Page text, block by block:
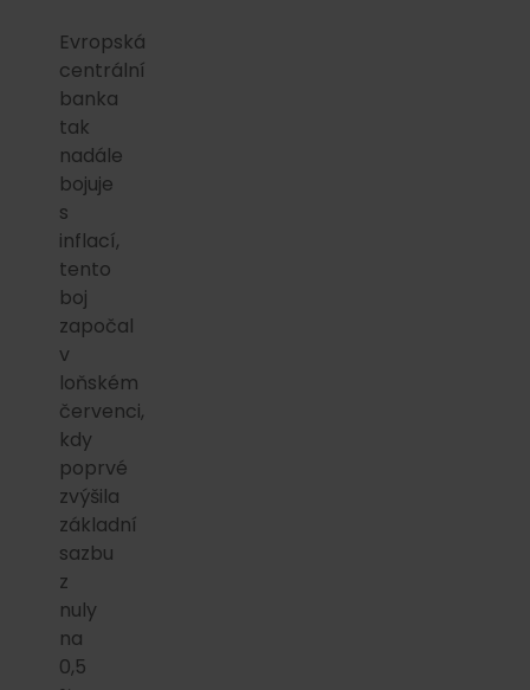
Evropská
centrální
banka
tak
nadále
bojuje
s
inflací,
tento
boj
započal
v
loňském
červenci,
kdy
poprvé
zvýšila
základní
sazbu
z
nuly
na
0,5